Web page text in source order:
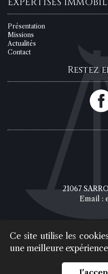
Ce site utilise les
une meilleure
Présentation
Missions
Actualités
Contact
Restez
21067
Email :
© 2026 -